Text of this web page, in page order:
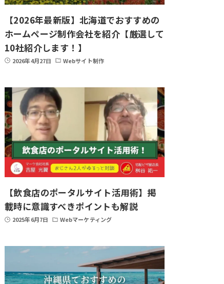
【2026年最新版】北海道でおすすめの
ホームページ制作会社を紹介【厳選して
10社紹介します！】
2026年4月27日 Webサイト制作
【飲食店のポータルサイト活用術】掲
載時に意識すべきポイントも解説
2025年6月7日 Webマーケティング